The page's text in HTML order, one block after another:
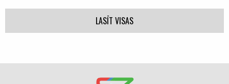
LASĪT VISAS